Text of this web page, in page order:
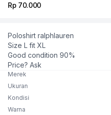
Rp 70.000
Poloshirt ralphlauren
Size L fit XL
Good condition 90%
Price? Ask
Merek
Ukuran
Kondisi
Warna